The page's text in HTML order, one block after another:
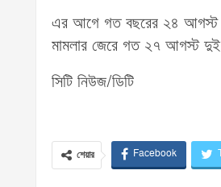
এর আগে গত বছরের ২৪ আগস্ট
মামলার জেরে গত ২৭ আগস্ট দুই
সিটি নিউজ/ডিটি
শেয়ার Facebook